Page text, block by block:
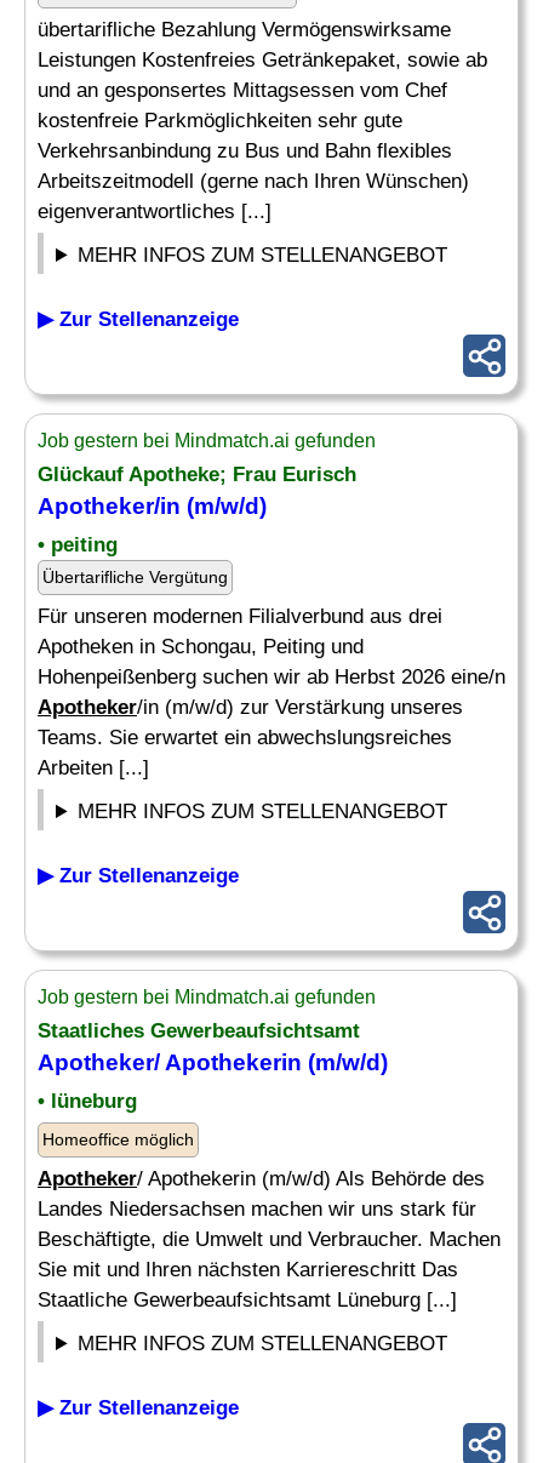
übertarifliche Bezahlung Vermögenswirksame
Leistungen Kostenfreies Getränkepaket, sowie ab
und an gesponsertes Mittagsessen vom Chef
kostenfreie Parkmöglichkeiten sehr gute
Verkehrsanbindung zu Bus und Bahn flexibles
Arbeitszeitmodell (gerne nach Ihren Wünschen)
eigenverantwortliches [...]
MEHR INFOS ZUM STELLENANGEBOT
▶ Zur Stellenanzeige
Job gestern bei Mindmatch.ai gefunden
Glückauf Apotheke; Frau Eurisch
Apotheker/in (m/w/d)
• peiting
Übertarifliche Vergütung
Für unseren modernen Filialverbund aus drei
Apotheken in Schongau, Peiting und
Hohenpeißenberg suchen wir ab Herbst 2026 eine/n
Apotheker/in (m/w/d) zur Verstärkung unseres
Teams. Sie erwartet ein abwechslungsreiches
Arbeiten [...]
MEHR INFOS ZUM STELLENANGEBOT
▶ Zur Stellenanzeige
Job gestern bei Mindmatch.ai gefunden
Staatliches Gewerbeaufsichtsamt
Apotheker/ Apothekerin (m/w/d)
• lüneburg
Homeoffice möglich
Apotheker/ Apothekerin (m/w/d) Als Behörde des
Landes Niedersachsen machen wir uns stark für
Beschäftigte, die Umwelt und Verbraucher. Machen
Sie mit und Ihren nächsten Karriereschritt Das
Staatliche Gewerbeaufsichtsamt Lüneburg [...]
MEHR INFOS ZUM STELLENANGEBOT
▶ Zur Stellenanzeige